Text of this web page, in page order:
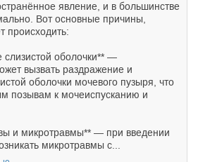
явление, и в большинстве
Вот основные причины,
происходить:
слизистой оболочки** —
вызвать раздражение и
оболочки мочевого пузыря, что
позывам к мочеиспусканию и
и микротравмы** — при введении
микротравмы с...